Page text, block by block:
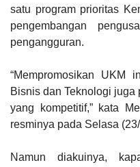
satu program prioritas
pengembangan
pengangguran.
“Mempromosikan UKM
Bisnis dan Teknologi juga
yang kompetitif,” kata
resminya pada Selasa
Namun diakuinya,